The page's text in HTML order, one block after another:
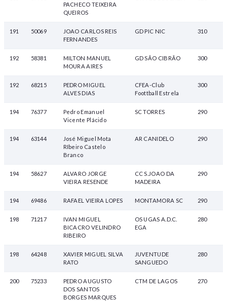
PACHECO TEIXEIRA
QUEIROS
191 50069
JOAO CARLOS REIS
FERNANDES
GD PIC NIC 310
192 58381
MILTON MANUEL
MOURA AIRES
GD SÃO CIBRÃO 300
192 68215
PEDRO MIGUEL
ALVES DIAS
CFEA-Club
Foottball Estrela
300
194 76377
Pedro Emanuel
Vicente Plácido
SC TORRES 290
194 63144
José Miguel Mota
RIbeiro Castelo
Branco
AR CANIDELO 290
194 58627
ALVARO JORGE
VIEIRA RESENDE
CC S.JOAO DA
MADEIRA
290
194 69486 RAFAEL VIEIRA LOPES MONTAMORA SC 290
198 71217
IVAN MIGUEL
BICACRO VELINDRO
RIBEIRO
OS UGAS A.D.C.
EGA
280
198 64248
XAVIER MIGUEL SILVA
RATO
JUVENTUDE
SANGUEDO
280
200 75233
PEDRO AUGUSTO
DOS SANTOS
BORGES MARQUES
CTM DE LAGOS 270